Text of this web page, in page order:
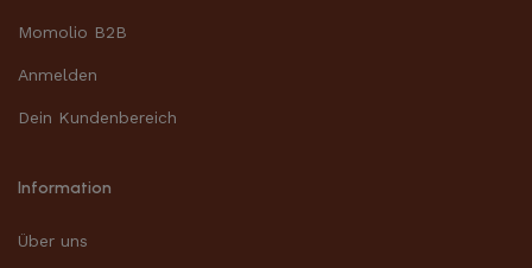
Momolio B2B
Anmelden
Dein Kundenbereich
Information
Über uns